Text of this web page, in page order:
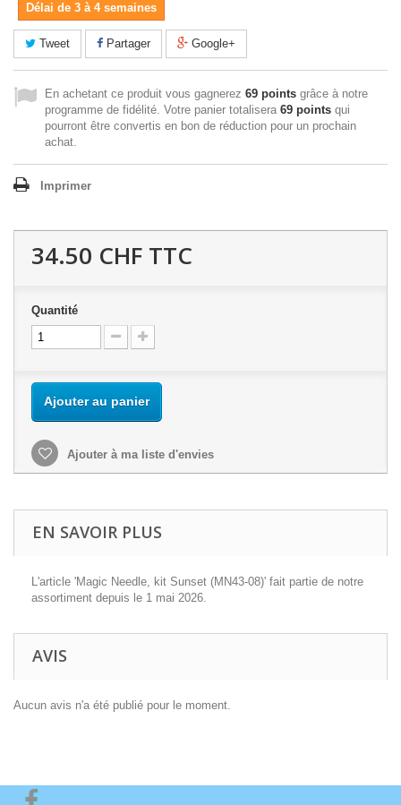
Délai de 3 à 4 semaines
Tweet Partager Google+
En achetant ce produit vous gagnerez 69 points grâce à notre
programme de fidélité. Votre panier totalisera 69 points qui
pourront être convertis en bon de réduction pour un prochain
achat.
Imprimer
34.50 CHF TTC
Quantité
Ajouter au panier
Ajouter à ma liste d'envies
EN SAVOIR PLUS
L'article 'Magic Needle, kit Sunset (MN43-08)' fait partie de notre
assortiment depuis le 1 mai 2026.
AVIS
Aucun avis n'a été publié pour le moment.